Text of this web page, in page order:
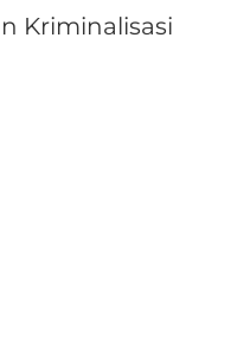
Kriminalisasi